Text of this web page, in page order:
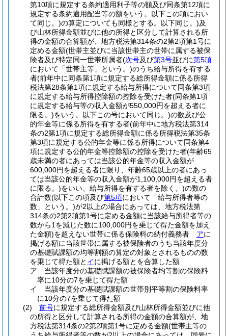
第10項に規定する条約適用利子等の額及び同条第12項に
規定する条約適用配当等の額をいう。以下この項におい
て同じ。)の算定についても同様とする。以下同じ。)及
び山林所得金額並びに他の所得と区分して計算される所
得の金額の合算額が、地方税法第314条の2第2項第1号に
定める金額(世帯主並びに当該世帯主の世帯に属する被保
険者及び特定同一世帯所属者(次号及び第3号並びに第5項
において「世帯主等」という。)のうち給与所得を有する
者(前年中に同条第1項に規定する総所得金額に係る所得
税法第28条第1項に規定する給与所得について同条第3項
に規定する給与所得控除額の控除を受けた者(同条第1項
に規定する給与等の収入金額が550,000円を超える者に
限る。)をいう。以下この号において同じ。)の数及び公
的年金等に係る所得を有する者(前年中に地方税法第314
条の2第1項に規定する総所得金額に係る所得税法第35条
第3項に規定する公的年金等に係る所得について同条第4
項に規定する公的年金等控除額の控除を受けた者(年齢65
歳未満の者にあっては当該公的年金等の収入金額が
600,000円を超える者に限り、年齢65歳以上の者にあっ
ては当該公的年金等の収入金額が1,100,000円を超える者
に限る。)をいい、給与所得を有する者を除く。)の数の
合計数(以下この項及び第5項において「給与所得者等の
数」という。)が2以上の場合にあっては、地方税法第
314条の2第2項第1号に定める金額に当該給与所得者等の
数から1を減じた数に100,000円を乗じて得た金額を加え
た金額)を超えない世帯に係る保険料の納付義務者 アに
掲げる額に当該世帯に属する被保険者のうち当該年度分
の基礎賦課額の均等割額の算定の対象とされるものの数
を乗じて得た額と イに掲げる額とを合算した額
ア
当該年度分の基礎賦課額の被保険者均等割の保険料
率に10分の7を乗じて得た額
イ
当該年度分の基礎賦課額の世帯別平等割の保険料率
に10分の7を乗じて得た額
(2)
前号に規定する総所得金額及び山林所得金額並びに他
の所得と区分して計算される所得の金額の合算額が、地
方税法第314条の2第2項第1号に定める金額(世帯主等の